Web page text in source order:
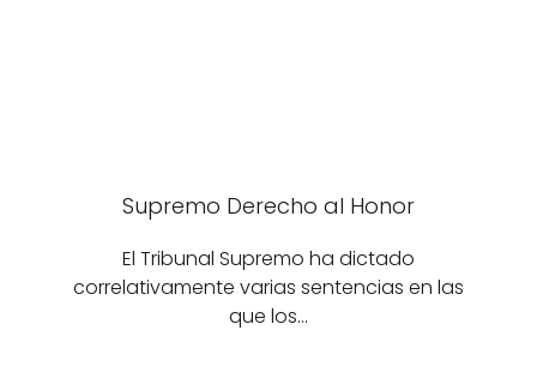
Supremo Derecho al Honor
El Tribunal Supremo ha dictado
correlativamente varias sentencias en las
que los…